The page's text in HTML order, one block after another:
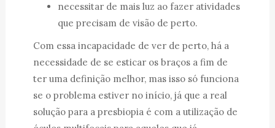
necessitar de mais luz ao fazer atividades
que precisam de visão de perto.
Com essa incapacidade de ver de perto, há a
necessidade de se esticar os braços a fim de
ter uma definição melhor, mas isso só funciona
se o problema estiver no início, já que a real
solução para a presbiopia é com a utilização de